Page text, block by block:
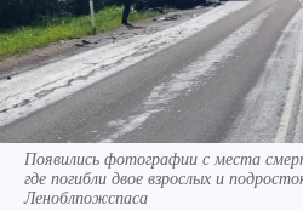
Появились фотографии с места
где погибли двое взрослых и
Леноблпожспаса